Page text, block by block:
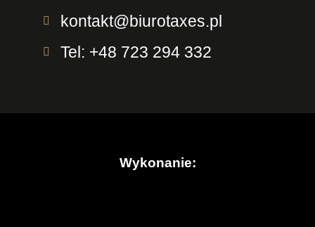
kontakt@biurotaxes.pl
Tel: +48 723 294 332
Wykonanie: